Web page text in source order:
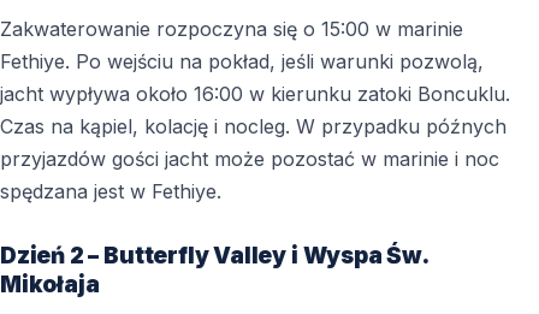
Zakwaterowanie rozpoczyna się o 15:00 w marinie
Fethiye. Po wejściu na pokład, jeśli warunki pozwolą,
jacht wypływa około 16:00 w kierunku zatoki Boncuklu.
Czas na kąpiel, kolację i nocleg. W przypadku późnych
przyjazdów gości jacht może pozostać w marinie i noc
spędzana jest w Fethiye.
Dzień 2 – Butterfly Valley i Wyspa Św.
Mikołaja